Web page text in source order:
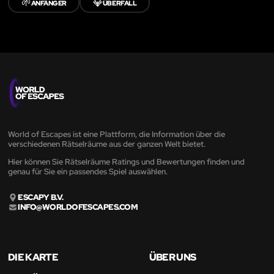
ANFÄNGER ÜBERFALL
World of Escapes ist eine Plattform, die Information über die
verschiedenen Rätselräume aus der ganzen Welt bietet.
Hier können Sie Rätselräume Ratings und Bewertungen finden und
genau für Sie ein passendes Spiel auswählen.
ESCAPY B.V.
INFO@WORLDOFESCAPES.COM
DIE KARTE
ÜBER UNS